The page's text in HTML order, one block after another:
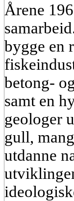
Årene
bygge en
betong-
samt en
geologer
gull,
utdanne